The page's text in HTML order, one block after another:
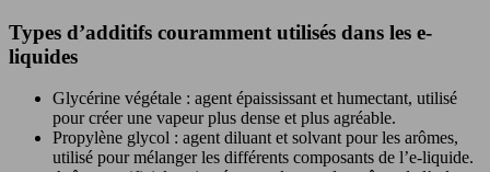
Types d’additifs couramment utilisés dans les e-
liquides
Glycérine végétale : agent épaississant et humectant, utilisé
pour créer une vapeur plus dense et plus agréable.
Propylène glycol : agent diluant et solvant pour les arômes,
utilisé pour mélanger les différents composants de l’e-liquide.